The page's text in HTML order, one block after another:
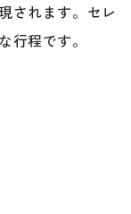
されます。セレ
行程です。